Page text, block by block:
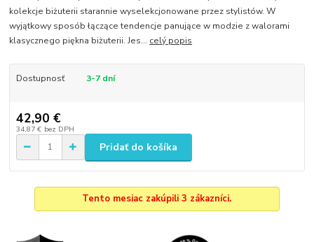
kolekcje biżuterii starannie wyselekcjonowane przez stylistów. W
wyjątkowy sposób łączące tendencje panujące w modzie z walorami
klasycznego piękna biżuterii. Jes... celý popis
Dostupnosť 3-7 dní
42,90 €
34,87 € bez DPH
Pridať do košíka
Tento mesiac zakúpili 3 zákazníci.